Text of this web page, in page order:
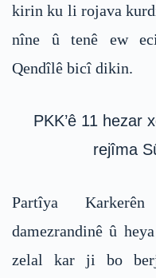
kirin ku li rojava
nîne û tenê ew
Qendîlê bicî dikin.
PKK’ê 11 hezar
rejîma
Partîya
damezrandinê û
zelal kar ji bo